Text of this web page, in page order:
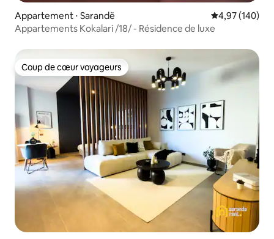
Appartement ⋅ Sarandë Évaluation
4,97 (140)
Appartements Kokalari /18/ - Résidence de luxe
Coup de cœur voyageurs
Coup de cœur voyageurs